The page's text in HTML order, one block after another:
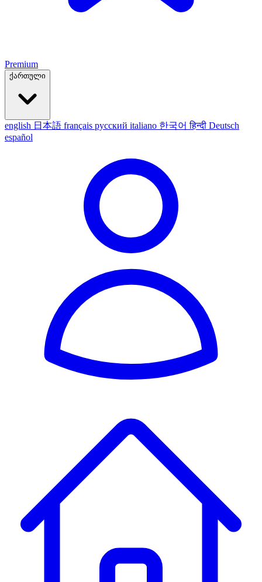
Premium
ქართული
english 日本語 français русский italiano 한국어हिन्दी Deutsch
español